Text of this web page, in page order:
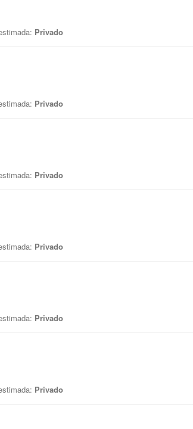
Privado
Privado
Privado
Privado
Privado
Privado